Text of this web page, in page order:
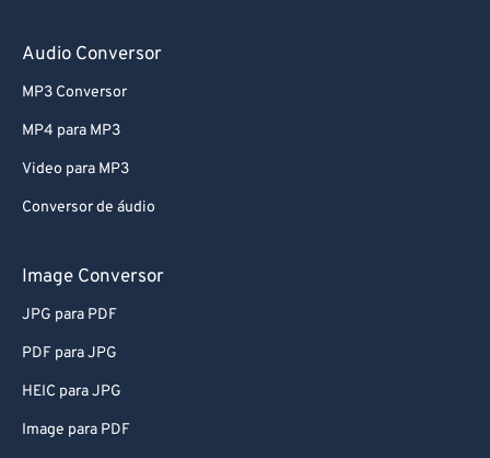
Audio Conversor
MP3 Conversor
MP4 para MP3
Video para MP3
Conversor de áudio
Image Conversor
JPG para PDF
PDF para JPG
HEIC para JPG
Image para PDF